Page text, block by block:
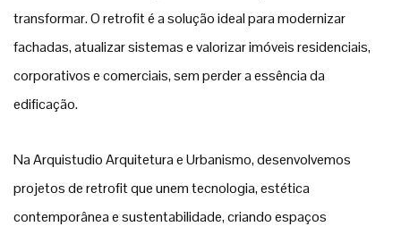
transformar. O retrofit é a solução ideal para modernizar
fachadas, atualizar sistemas e valorizar imóveis residenciais,
corporativos e comerciais, sem perder a essência da
edificação.
Na Arquistudio Arquitetura e Urbanismo, desenvolvemos
projetos de retrofit que unem tecnologia, estética
contemporânea e sustentabilidade, criando espaços